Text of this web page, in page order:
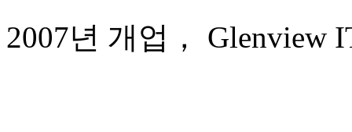
2007년 개업， Glenview